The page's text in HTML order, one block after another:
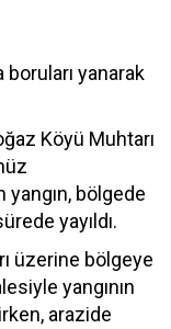
boruları yanarak
Köyü Muhtarı
bölgede
yayıldı.
üzerine bölgeye
yangının
arazide